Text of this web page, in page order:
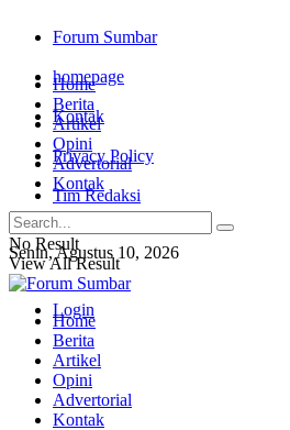
Forum Sumbar
homepage
Kontak
Privacy Policy
Tim Redaksi
Senin, Agustus 10, 2026
Login
Home
Berita
Artikel
Opini
Advertorial
Kontak
No Result
View All Result
Home
Berita
Artikel
Opini
Advertorial
Kontak